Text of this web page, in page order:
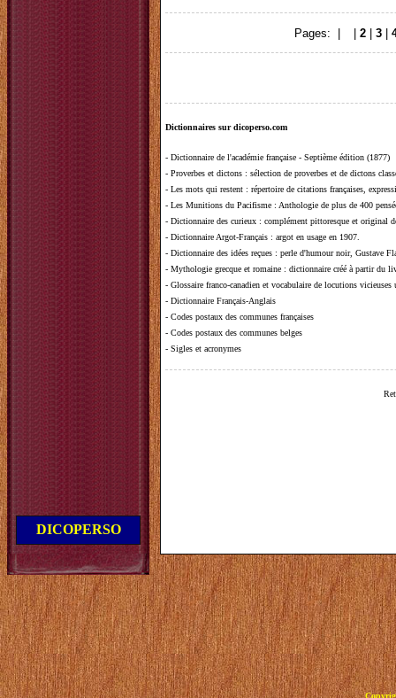
DICOPERSO
Pages: | 2 3
Dictionnaires sur dicoperso.com
- Dictionnaire de l'académie française - Septième édition (1877)
- Proverbes et dictons : sélection de proverbes et de dictons
- Les mots qui restent : répertoire de citations françaises,
- Les Munitions du Pacifisme : Anthologie de plus de 400
- Dictionnaire des curieux : complément pittoresque et original
- Dictionnaire Argot-Français : argot en usage en 1907.
- Dictionnaire des idées reçues : perle d'humour noir, Gustave
- Mythologie grecque et romaine : dictionnaire créé à partir du
- Glossaire franco-canadien et vocabulaire de locutions vicieuses
- Dictionnaire Français-Anglais
- Codes postaux des communes françaises
- Codes postaux des communes belges
- Sigles et acronymes